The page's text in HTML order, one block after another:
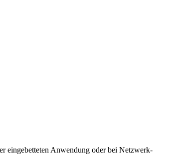
eingebetteten Anwendung oder bei Netzwerk-